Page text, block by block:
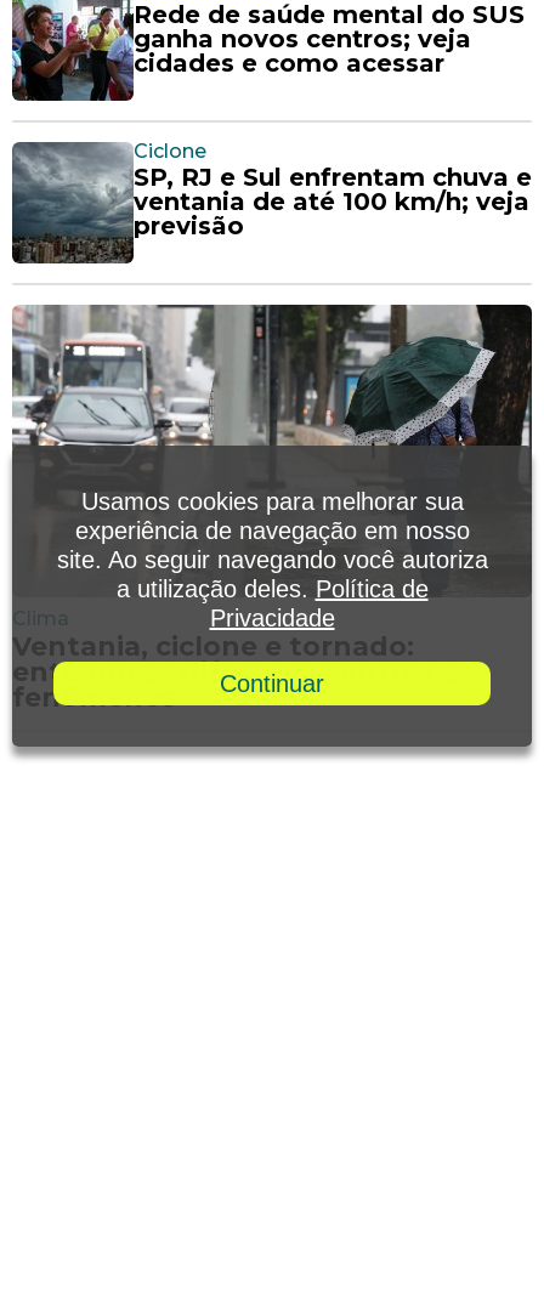
Rede de saúde mental do SUS
ganha novos centros; veja
cidades e como acessar
Ciclone
SP, RJ e Sul enfrentam chuva e
ventania de até 100 km/h; veja
previsão
Clima
Ventania, ciclone e tornado:
entenda as diferenças entre os
fenômenos
Usamos cookies para melhorar sua
experiência de navegação em nosso
site. Ao seguir navegando você autoriza
a utilização deles. Política de
Privacidade
Continuar